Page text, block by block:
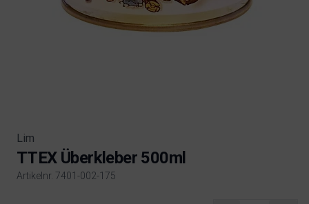
Lim
TTEX Überkleber 500ml
Artikelnr. 7401-002-175